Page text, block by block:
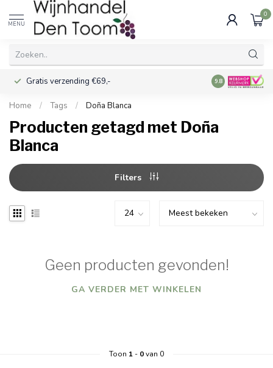
MENU
0
Gratis verzending €69,- Voor 16:00
9.8
Home / Tags / Doña Blanca
Producten getagd met Doña
Blanca
Filters
Geen producten gevonden!
GA VERDER MET WINKELEN
Toon 1- 0van 0